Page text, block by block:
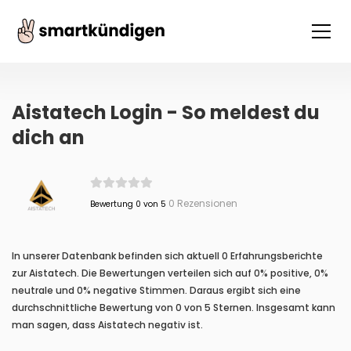
Aistatech Login - So meldest du
dich an
Bewertung 0 von 5 0 Rezensionen
In unserer Datenbank befinden sich aktuell 0 Erfahrungsberichte
zur Aistatech. Die Bewertungen verteilen sich auf 0% positive, 0%
neutrale und 0% negative Stimmen. Daraus ergibt sich eine
durchschnittliche Bewertung von 0 von 5 Sternen. Insgesamt kann
man sagen, dass Aistatech negativ ist.